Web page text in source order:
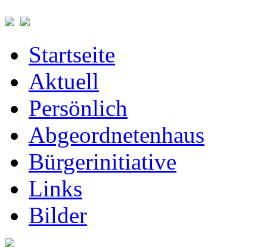
Startseite
Aktuell
Persönlich
Abgeordnetenhaus
Bürgerinitiative
Links
Bilder